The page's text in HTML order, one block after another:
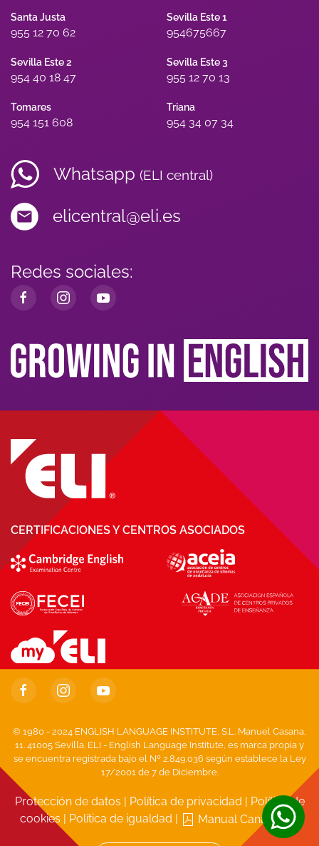
Santa Justa
955 12 70 62
Sevilla Este 1
954675667
Sevilla Este 2
954 40 18 47
Sevilla Este 3
955 12 70 13
Tomares
954 151 608
Triana
954 34 07 34
Whatsapp (ELI central)
elicentral@eli.es
Redes sociales:
CERTIFICACIONES Y CENTROS ASOCIADOS
© 1980 - 2024 ENGLISH LANGUAGE INSTITUTE, S.L. Manuel Casana,
11. 41005 Sevilla. ELI - English Language Institute, es marca propia y
se encuentra registrada bajo el Nº 2.849.036 según establece la Ley
17/2001 de 7 de Diciembre.
Protección de datos Política de privacidad
Política de
cookies
Política de igualdad Manual Canal Ético